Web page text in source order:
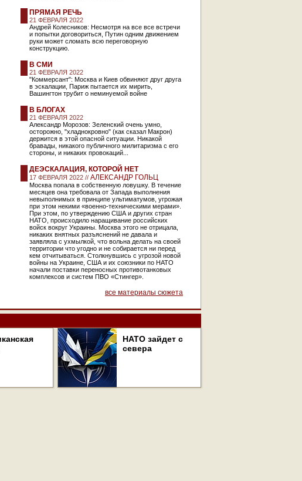
ПРЯМАЯ РЕЧЬ
21 ФЕВРАЛЯ 2022
Андрей Колесников: Несмотря на все все встречи
и попытки договориться, Путин одним движением
руки может сломать всю переговорную
конструкцию.
В СМИ
21 ФЕВРАЛЯ 2022
"Коммерсант": Москва и Киев обвиняют друг друга
в эскалации, Париж пытается их мирить,
Вашингтон трубит о неминуемой войне
В БЛОГАХ
21 ФЕВРАЛЯ 2022
Александр Морозов: Зеленский очень умно,
осторожно, "хладнокровно" (как сказал Макрон)
держится в этой опасной ситуации. Никакой
бравады, никакого публичного милитаризма с его
стороны, и никаких провокаций...
ДЕЭСКАЛАЦИЯ, КОТОРОЙ НЕТ
17 ФЕВРАЛЯ 2022 // АЛЕКСАНДР ГОЛЬЦ
Москва попала в собственную ловушку. В течение
месяцев она требовала от Запада выполнения
невыполнимых в принципе ультиматумов, угрожая
при этом некими «военно-техническими мерами».
При этом, по утверждению США и других стран
НАТО, происходило наращивание российских
войск вокруг Украины. Москва этого не отрицала,
никаких внятных разъяснений не давала и
заявляла с ухмылкой, что вольна делать на своей
территории что угодно и не собирается ни перед
кем отчитываться. Столкнувшись с угрозой новой
войны на Украине, США и их союзники по НАТО
начали поставки переносных противотанковых
комплексов и систем ПВО «Стингер».
все материалы сюжета
НАТО зайдет с
севера